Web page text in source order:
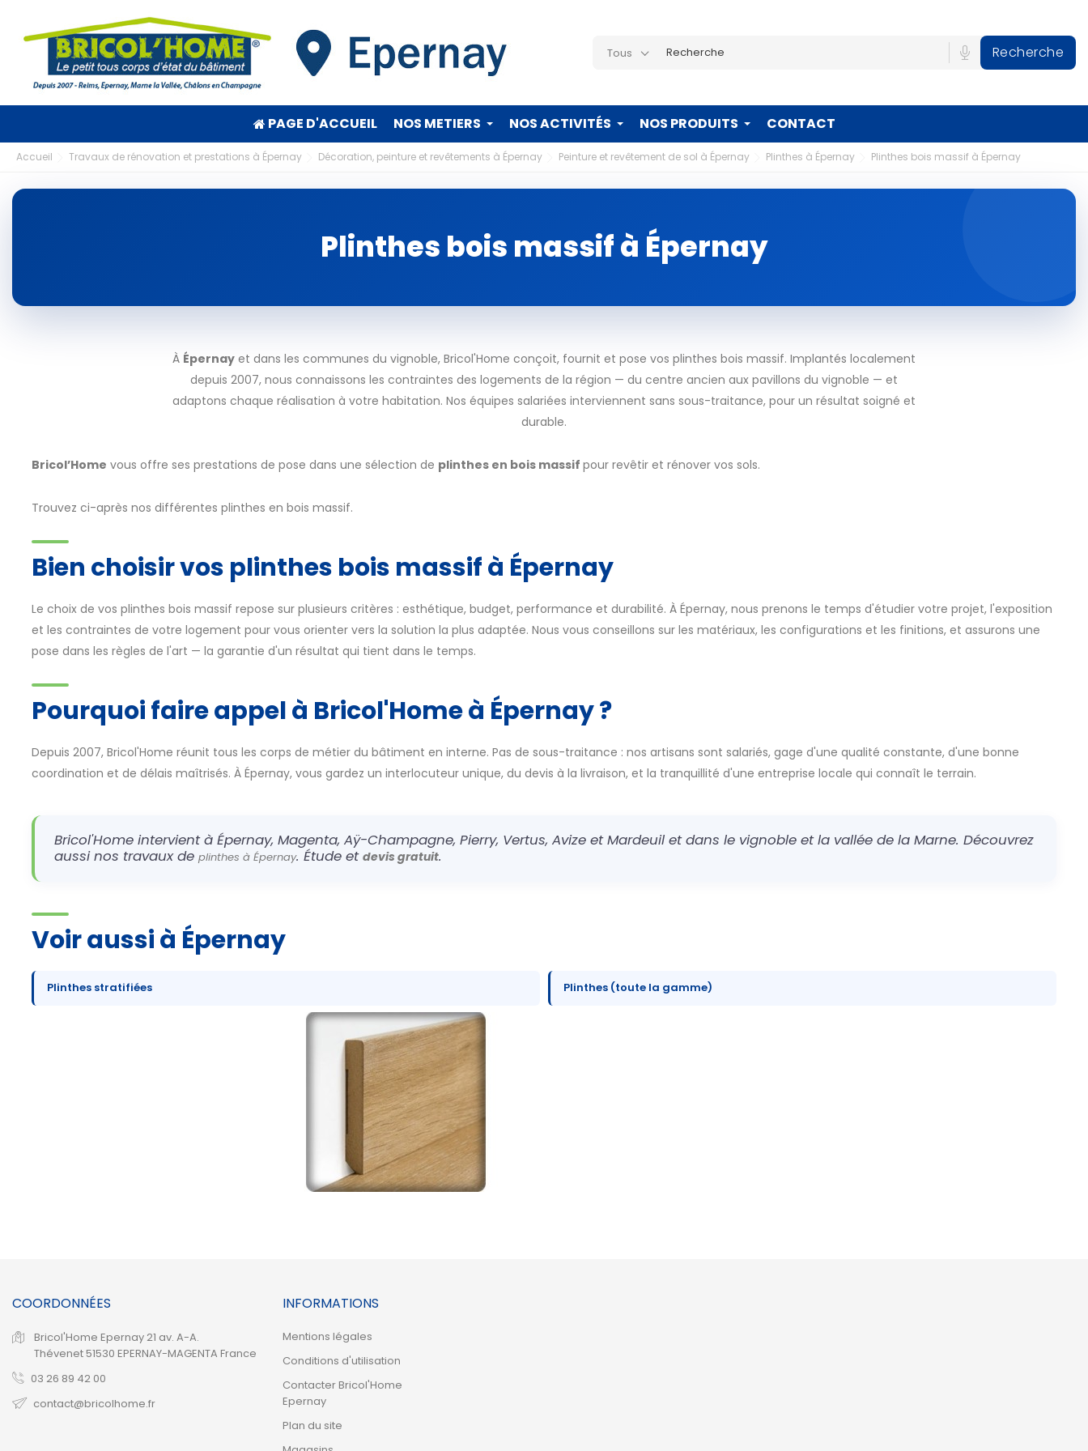
Tous Recherche
PAGE D'ACCUEIL NOS METIERS NOS ACTIVITÉS NOS PRODUITS CONTACT
Accueil Travaux de rénovation et prestations à Épernay Décoration, peinture et revêtements à Épernay Peinture et revêtement de sol à Épernay Plinthes à Épernay Plinthes bois massif à Épernay
Plinthes bois massif à Épernay
À Épernay et dans les communes du vignoble, Bricol'Home conçoit, fournit et pose vos plinthes bois massif. Implantés localement
depuis 2007, nous connaissons les contraintes des logements de la région — du centre ancien aux pavillons du vignoble — et
adaptons chaque réalisation à votre habitation. Nos équipes salariées interviennent sans sous-traitance, pour un résultat soigné et
durable.
Bricol’Home vous offre ses prestations de pose dans une sélection de plinthes en bois massif pour revêtir et rénover vos sols.
Trouvez ci-après nos différentes plinthes en bois massif.
Bien choisir vos plinthes bois massif à Épernay
Le choix de vos plinthes bois massif repose sur plusieurs critères : esthétique, budget, performance et durabilité. À Épernay, nous prenons le temps d'étudier votre projet, l'exposition
et les contraintes de votre logement pour vous orienter vers la solution la plus adaptée. Nous vous conseillons sur les matériaux, les configurations et les finitions, et assurons une
pose dans les règles de l'art — la garantie d'un résultat qui tient dans le temps.
Pourquoi faire appel à Bricol'Home à Épernay ?
Depuis 2007, Bricol'Home réunit tous les corps de métier du bâtiment en interne. Pas de sous-traitance : nos artisans sont salariés, gage d'une qualité constante, d'une bonne
coordination et de délais maîtrisés. À Épernay, vous gardez un interlocuteur unique, du devis à la livraison, et la tranquillité d'une entreprise locale qui connaît le terrain.
Bricol'Home intervient à Épernay, Magenta, Aÿ-Champagne, Pierry, Vertus, Avize et Mardeuil et dans le vignoble et la vallée de la Marne. Découvrez
aussi nos travaux de plinthes à Épernay. Étude et devis gratuit.
Voir aussi à Épernay
Plinthes stratifiées Plinthes (toute la gamme)
COORDONNÉES
Bricol'Home Epernay 21 av. A-A.
Thévenet 51530 EPERNAY-MAGENTA France
03 26 89 42 00
contact@bricolhome.fr
INFORMATIONS
Mentions légales
Conditions d'utilisation
Contacter Bricol'Home
Epernay
Plan du site